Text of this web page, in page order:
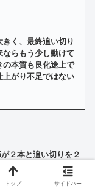
きく、最終追い切り
らもう少し動けて
の本質も良化途上で
上がり不足ではない
２本と追い切りを２
し調教本数は不足
本目の追い切りが
良く、牧場で乗り
トップ サイドバー